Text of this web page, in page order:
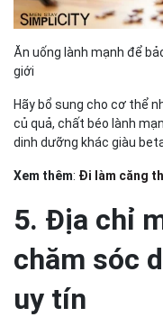
Ăn uống lành mạnh để
giới
Hãy bổ sung cho cơ thể
củ quả, chất béo lành
dinh dưỡng khác giàu
Xem thêm: Đi làm căng
5. Địa chỉ
chăm sóc
uy tín